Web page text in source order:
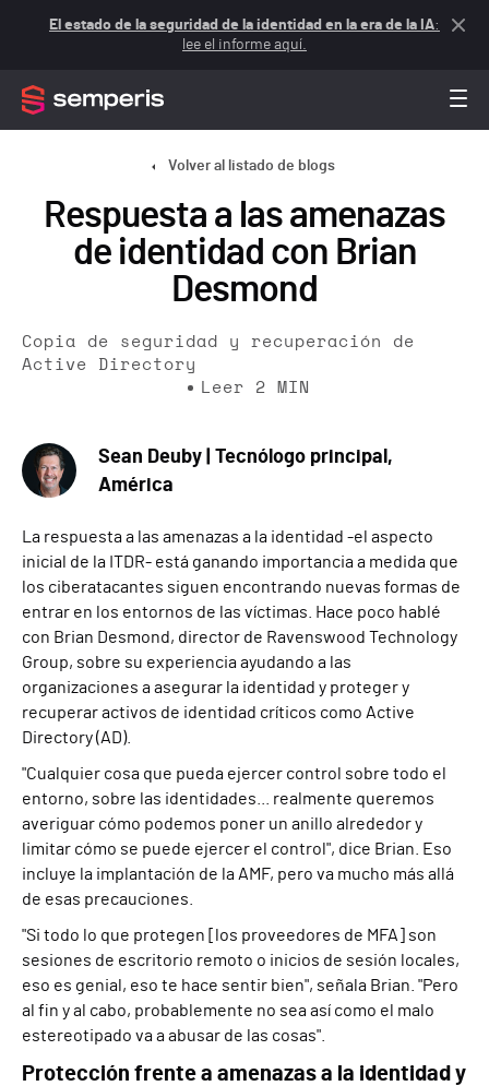
El estado de la seguridad de la identidad en la era de la IA:
lee el informe aquí.
Volver al listado de blogs
Respuesta a las amenazas
de identidad con Brian
Desmond
Copia de seguridad y recuperación de
Active Directory
Leer
2 MIN
Sean Deuby | Tecnólogo principal,
América
La respuesta a las amenazas a la identidad -el aspecto
inicial de la ITDR- está ganando importancia a medida que
los ciberatacantes siguen encontrando nuevas formas de
entrar en los entornos de las víctimas. Hace poco hablé
con Brian Desmond, director de Ravenswood Technology
Group, sobre su experiencia ayudando a las
organizaciones a asegurar la identidad y proteger y
recuperar activos de identidad críticos como Active
Directory (AD).
"Cualquier cosa que pueda ejercer control sobre todo el
entorno, sobre las identidades... realmente queremos
averiguar cómo podemos poner un anillo alrededor y
limitar cómo se puede ejercer el control", dice Brian. Eso
incluye la implantación de la AMF, pero va mucho más allá
de esas precauciones.
"Si todo lo que protegen [los proveedores de MFA] son
sesiones de escritorio remoto o inicios de sesión locales,
eso es genial, eso te hace sentir bien", señala Brian. "Pero
al fin y al cabo, probablemente no sea así como el malo
estereotipado va a abusar de las cosas".
Protección frente a amenazas a la identidad y